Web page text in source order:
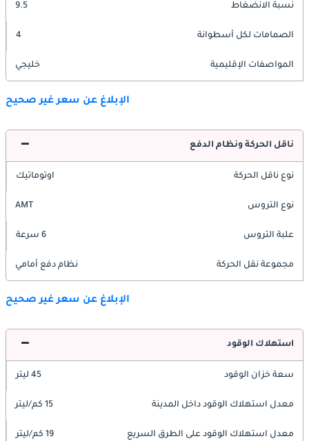
نسبة الانضغاط 9.5
الصمامات لكل أسطوانة 4
المواصفات الإقليمية خليجي
الإبلاغ عن سعر غير صحيح
ناقل الحركة ونظام الدفع
نوع ناقل الحركة اوتوماتيك
نوع التروس AMT
علبة التروس 6 سرعة
مجموعة نقل الحركة نظام دفع أمامي
الإبلاغ عن سعر غير صحيح
استهلاك الوقود
سعة خزان الوقود 45 ليتر
معدل استهلاك الوقود داخل المدينة 15 كم/ليتر
معدل استهلاك الوقود على الطرق السريع 19 كم/ليتر